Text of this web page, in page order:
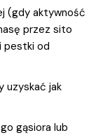
(gdy aktywność
przez sito
pestki od
uzyskać jak
gąsiora lub